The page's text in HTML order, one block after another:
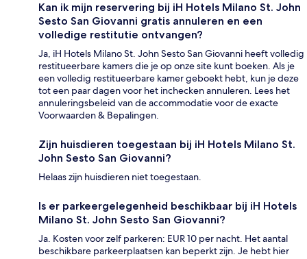
Kan ik mijn reservering bij iH Hotels Milano St. John
Sesto San Giovanni gratis annuleren en een
volledige restitutie ontvangen?
Ja, iH Hotels Milano St. John Sesto San Giovanni heeft volledig
restitueerbare kamers die je op onze site kunt boeken. Als je
een volledig restitueerbare kamer geboekt hebt, kun je deze
tot een paar dagen voor het inchecken annuleren. Lees het
annuleringsbeleid van de accommodatie voor de exacte
Voorwaarden & Bepalingen.
Zijn huisdieren toegestaan bij iH Hotels Milano St.
John Sesto San Giovanni?
Helaas zijn huisdieren niet toegestaan.
Is er parkeergelegenheid beschikbaar bij iH Hotels
Milano St. John Sesto San Giovanni?
Ja. Kosten voor zelf parkeren: EUR 10 per nacht. Het aantal
beschikbare parkeerplaatsen kan beperkt zijn. Je hebt hier